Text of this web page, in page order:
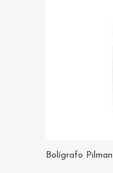
Bolígrafo Pilman